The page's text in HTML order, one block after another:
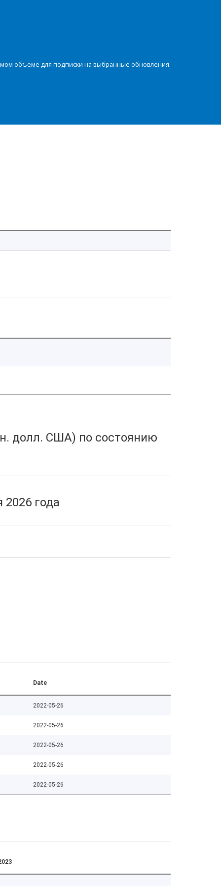
объеме для подписки на выбранные обновления.
долл. США) по состоянию
года
Date
2022-05-26
2022-05-26
2022-05-26
2022-05-26
2022-05-26